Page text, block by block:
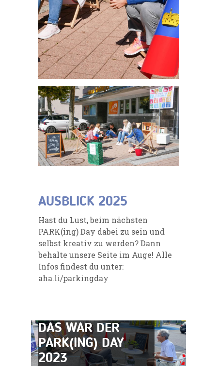
AUSBLICK 2025
Hast du Lust, beim nächsten
PARK(ing) Day dabei zu sein und
selbst kreativ zu werden? Dann
behalte unsere Seite im Auge! Alle
Infos findest du unter:
aha.li/parkingday
DAS WAR DER
PARK(ING) DAY
2023